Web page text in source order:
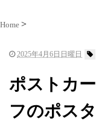
Home
2025年4月6日日曜日
ポストカ
フのポス